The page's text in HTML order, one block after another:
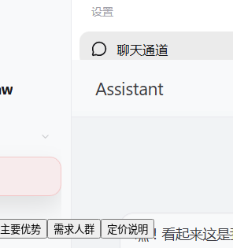
主要优势 需求人群 定价说明